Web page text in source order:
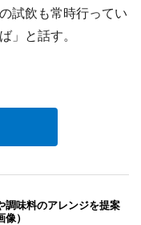
試飲も常時行ってい
」と話す。
調味料のアレンジを提案
）